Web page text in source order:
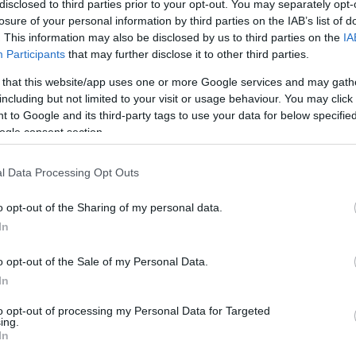
to third parties prior to your opt-out. You may separately
of your personal information by third parties on the IAB’s list of
This information may also be disclosed by us to third parties on the
Participants that may further disclose it to other third parties.
that this website/app uses one or more Google services and may
but not limited to your visit or usage behaviour. You may
to Google and its third-party tags to use your data for below
consent section.
Data Processing Opt Outs
opt-out of the Sharing of my personal data.
opt-out of the Sale of my Personal Data.
opt-out of processing my Personal Data for Targeted
márciusinak. A vírus visszaszorulásával pedig újabb,
is előkerültek az újságírók kérdéseiben. Trudeau
gazdaságélénkítő csomagját igénybe vette saját
azért, mert Kanadatovábbra sem tért vissza a normál
az ilyen témákra a vezetők válasza, azt a támogató
maguk mögött tudhattak, már nem élvezhetik, mert
kérdések.
és milyen mértékben kell a karantént megszüntetni.
kell térni a normál kerékvágásba, hogy a gazdaság
mások viszont úgy gondolják, hogy a vírus teljes
az intézkedések feloldásáról kezdett beszélni, és a
ha nem beszélnek az újranyitásról, a
fulladnak. Ha beszélnek róla, újra felkelthetik az
támogatását. Emellett értelemszerűen a
feloldani) határozzák meg, mikor miről beszélnek a